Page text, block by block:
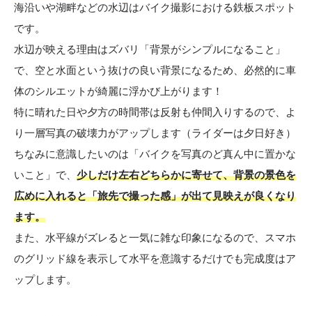
海沿いや湖畔などの水辺はバイク撮影における鉄板スポット
です。
水辺が映える理由はズバリ「背景がシンプルになること」
で、空と水面という抜けの良い背景になるため、必然的に車
体のシルエットが綺麗に浮かび上がります！
特に晴れた日や夕方の時間帯は反射も仲間入りするので、よ
り一層写真の破壊力がアップします（ライダーは夕日好き）
ちなみに意識したいのは「バイクを写真のど真ん中に置かな
いこと」で、 少しだけ左右どちらかに寄せて、背景の景色を
広めに入れると「旅先で撮った感」が出て見映えが良くなり
ます。
また、水平線がズレると一気に雑な印象になるので、スマホ
のグリッド線を表示して水平を意識するだけでも完成度はア
ップします。